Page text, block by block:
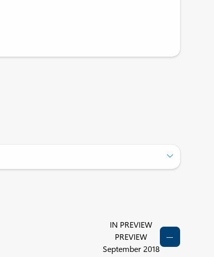
IN PREVIEW
PREVIEW
September 2018